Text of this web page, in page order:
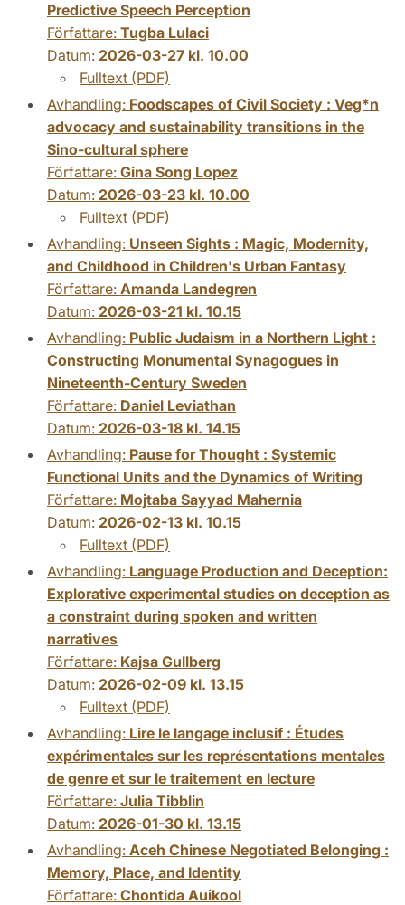
Predictive Speech Perception
Författare: Tugba Lulaci
Datum: 2026-03-27 kl. 10.00
Fulltext (PDF)
Avhandling: Foodscapes of Civil Society : Veg*n
advocacy and sustainability transitions in the
Sino-cultural sphere
Författare: Gina Song Lopez
Datum: 2026-03-23 kl. 10.00
Fulltext (PDF)
Avhandling: Unseen Sights : Magic, Modernity,
and Childhood in Children's Urban Fantasy
Författare: Amanda Landegren
Datum: 2026-03-21 kl. 10.15
Avhandling: Public Judaism in a Northern Light :
Constructing Monumental Synagogues in
Nineteenth-Century Sweden
Författare: Daniel Leviathan
Datum: 2026-03-18 kl. 14.15
Avhandling: Pause for Thought : Systemic
Functional Units and the Dynamics of Writing
Författare: Mojtaba Sayyad Mahernia
Datum: 2026-02-13 kl. 10.15
Fulltext (PDF)
Avhandling: Language Production and Deception:
Explorative experimental studies on deception as
a constraint during spoken and written
narratives
Författare: Kajsa Gullberg
Datum: 2026-02-09 kl. 13.15
Fulltext (PDF)
Avhandling: Lire le langage inclusif : Études
expérimentales sur les représentations mentales
de genre et sur le traitement en lecture
Författare: Julia Tibblin
Datum: 2026-01-30 kl. 13.15
Avhandling: Aceh Chinese Negotiated Belonging :
Memory, Place, and Identity
Författare: Chontida Auikool